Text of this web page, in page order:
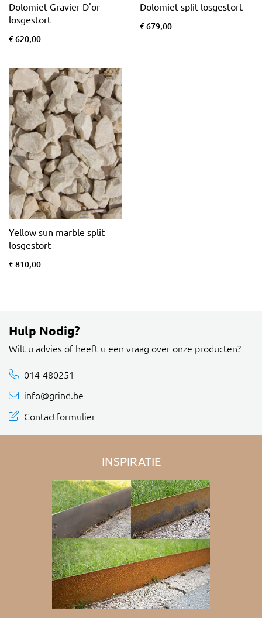
Dolomiet Gravier D'or
losgestort
€ 620,00
Dolomiet split losgestort
€ 679,00
Yellow sun marble split
losgestort
€ 810,00
Hulp Nodig?
Wilt u advies of heeft u een vraag over onze producten?
014-480251
info@grind.be
Contactformulier
INSPIRATIE